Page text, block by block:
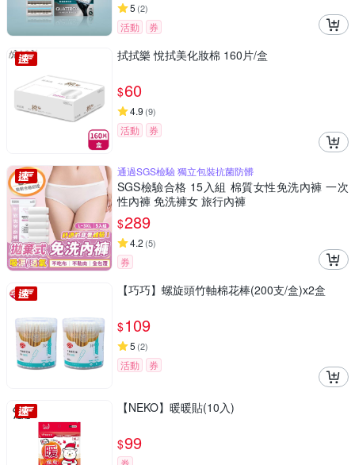
5 (2)
活動 券
拭拭樂 悅拭美化妝棉 160片/盒
$60
4.9 (9)
活動 券
通過SGS檢驗 獨立包裝抗菌防髒
SGS檢驗合格 15入組 棉質女性免洗內褲 一次
性內褲 免洗褲女 旅行內褲
$289
4.2 (5)
券
【巧巧】螺旋頭竹軸棉花棒(200支/盒)x2盒
$109
5 (2)
活動 券
【NEKO】暖暖貼(10入)
$99